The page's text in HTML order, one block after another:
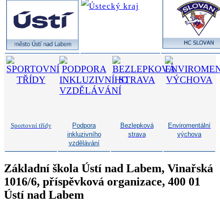
Sportovní třídy
Podpora
inkluzivního
vzdělávání
Bezlepková
strava
Enviromentální
výchova
Základní škola Ústí nad Labem, Vinařská
1016/6, příspěvková organizace, 400 01
Ústí nad Labem